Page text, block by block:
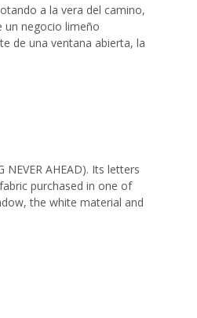
a la vera del camino,
un negocio limeño
de una ventana abierta, la
AHEAD). Its letters
purchased in one of
the white material and